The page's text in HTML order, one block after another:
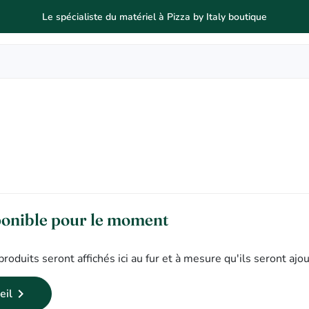
Le spécialiste du matériel à Pizza by Italy boutique
pour le moment
seront affichés ici au fur et à mesure qu'ils seront
